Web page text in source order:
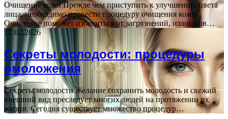
Очищение кожи Прежде чем приступить к улучшению цвета
лица, необходимо провести процедуру очищения кожи.
Очищение поможет избавиться от загрязнений, излишков…
17.02.2026
Секреты молодости: процедуры
омоложения
Секреты молодости Желание сохранить молодость и свежий
внешний вид преследует многих людей на протяжении их
жизни. Сегодня существует множество процедур…